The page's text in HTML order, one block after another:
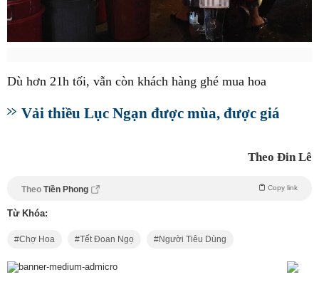
Dù hơn 21h tối, vẫn còn khách hàng ghé mua hoa
Vải thiều Lục Ngạn được mùa, được giá
Theo Đin Lê
Theo Tiền Phong Copy link
Từ Khóa:
Chợ Hoa Tết Đoan Ngọ Người Tiêu Dùng